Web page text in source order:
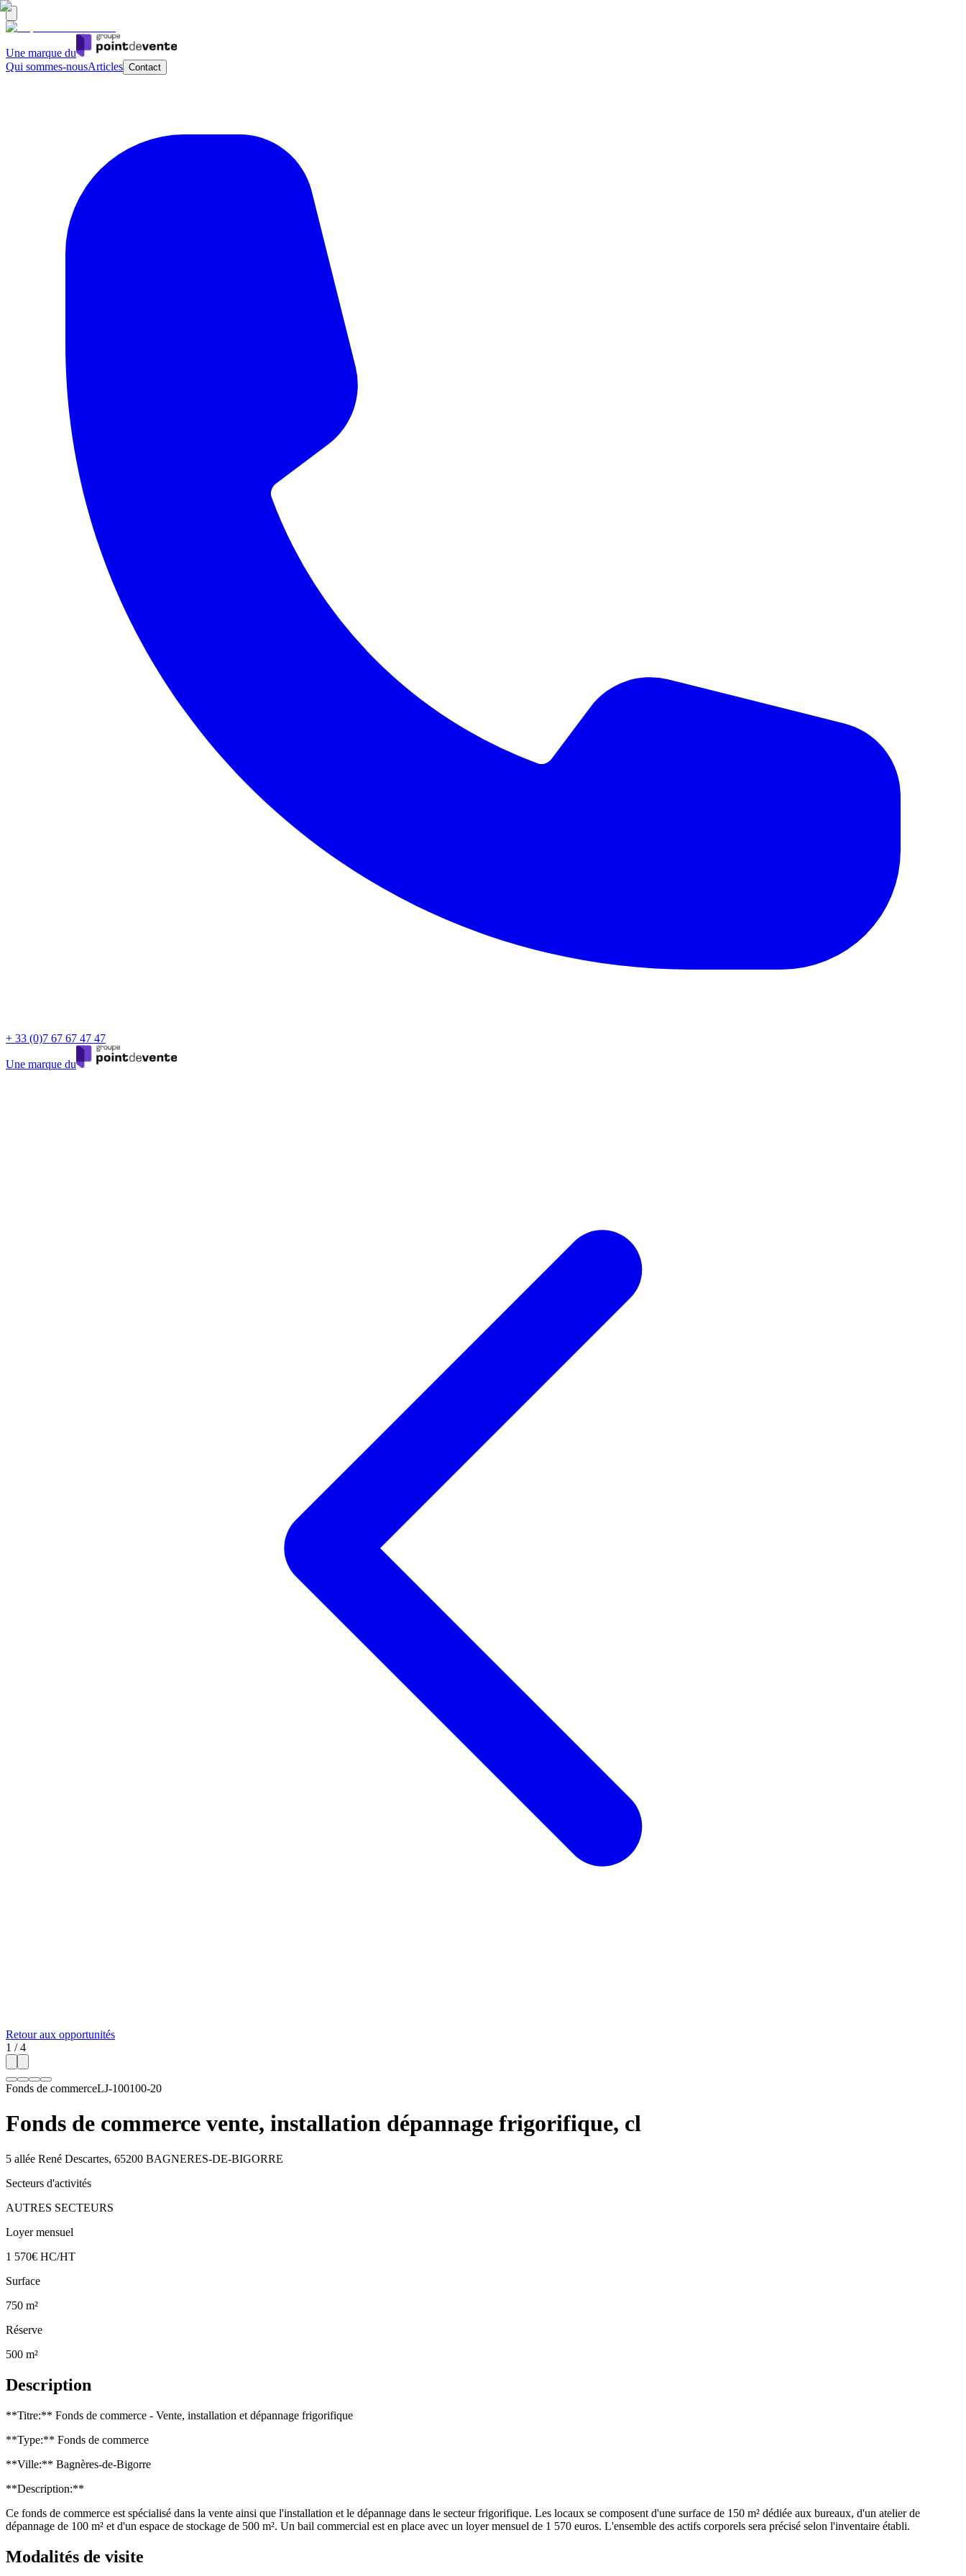
Une marque du
Qui sommes-nousArticles Contact
+ 33 (0)7 67 67 47 47
Une marque du
Retour aux opportunités
1 /4
Fonds de commerceLJ-100100-20
Fonds de commerce vente, installation dépannage frigorifique, cl
5 allée René Descartes, 65200 BAGNERES-DE-BIGORRE
Secteurs d'activités
AUTRES SECTEURS
Loyer mensuel
1 570€ HC/HT
Surface
750 m²
Réserve
500 m²
Description
**Titre:** Fonds de commerce - Vente, installation et dépannage frigorifique
**Type:** Fonds de commerce
**Ville:** Bagnères-de-Bigorre
**Description:**
Ce fonds de commerce est spécialisé dans la vente ainsi que l'installation et le dépannage dans le secteur frigorifique. Les locaux se composent d'une surface de 150 m² dédiée aux bureaux, d'un atelier de
dépannage de 100 m² et d'un espace de stockage de 500 m². Un bail commercial est en place avec un loyer mensuel de 1 570 euros. L'ensemble des actifs corporels sera précisé selon l'inventaire établi.
Modalités de visite